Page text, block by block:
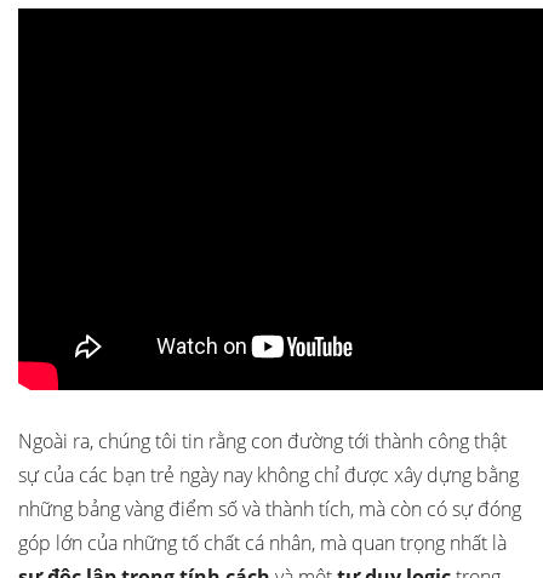
Ngoài ra, chúng tôi tin rằng con đường tới thành công thật
sự của các bạn trẻ ngày nay không chỉ được xây dựng bằng
những bảng vàng điểm số và thành tích, mà còn có sự đóng
góp lớn của những tố chất cá nhân, mà quan trọng nhất là